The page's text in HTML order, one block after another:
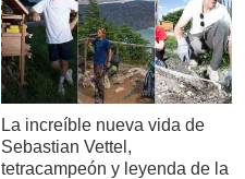
La increíble nueva vida de
Sebastian Vettel,
tetracampeón y leyenda de la